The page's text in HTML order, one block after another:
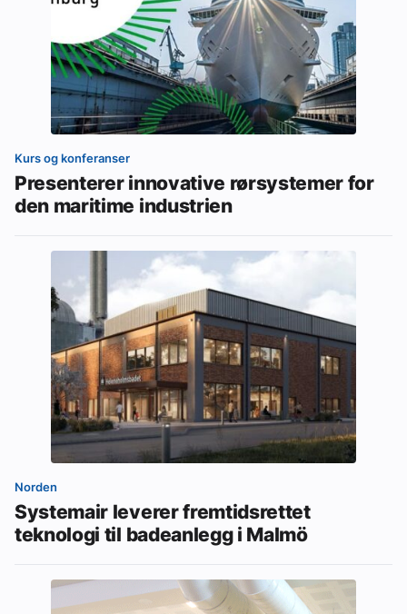
Kurs og konferanser
Presenterer innovative rørsystemer for
den maritime industrien
Norden
Systemair leverer fremtidsrettet
teknologi til badeanlegg i Malmö